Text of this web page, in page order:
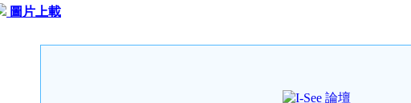
圖片上載